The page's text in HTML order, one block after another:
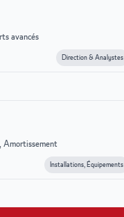
avancés
Direction & Analystes
Amortissement
Installations, Équipements